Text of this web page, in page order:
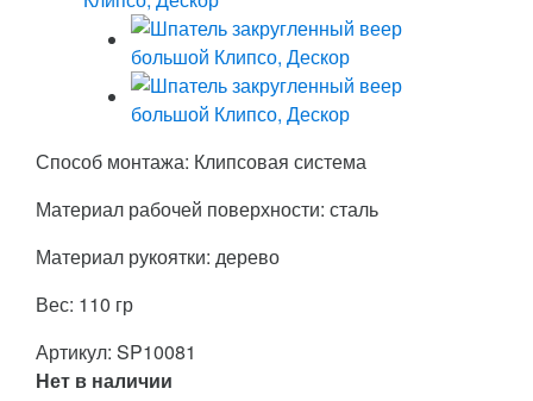
Способ монтажа: Клипсовая система
Материал рабочей поверхности: сталь
Материал рукоятки: дерево
Вес: 110 гр
Артикул: SP10081
Нет в наличии